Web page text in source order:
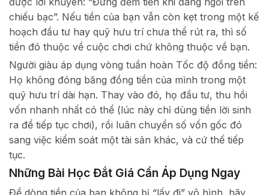
chiếu bạc”. Nếu tiền của bạn vẫn còn kẹt trong một kế
hoạch đầu tư hay quỹ hưu trí chưa thể rút ra, thì số
tiền đó thuộc về cuộc chơi chứ không thuộc về bạn.
Người giàu áp dụng vòng tuần hoàn Tốc độ đồng tiền:
Họ không đóng băng đồng tiền của mình trong một
quỹ hưu trí dài hạn. Thay vào đó, họ đầu tư, thu hồi
vốn nhanh nhất có thể (lúc này chỉ dùng tiền lời sinh
ra để tiếp tục chơi), rồi luân chuyển số vốn gốc đó
sang việc kiểm soát một tài sản khác, và cứ thế tiếp
tục.
Những Bài Học Đắt Giá Cần Áp Dụng Ngay